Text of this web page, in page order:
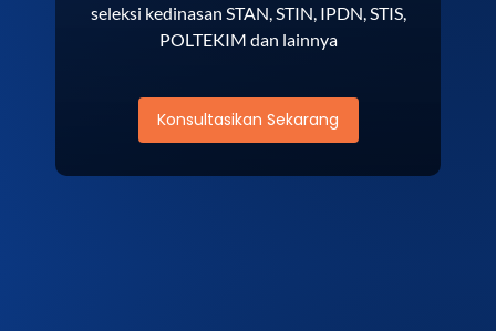
seleksi kedinasan STAN, STIN, IPDN, STIS,
POLTEKIM dan lainnya
Konsultasikan Sekarang